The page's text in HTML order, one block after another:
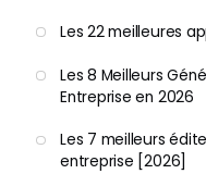
Les 22 meilleures
Les 8 Meilleurs
Entreprise en 2026
Les 7 meilleurs
entreprise [2026]